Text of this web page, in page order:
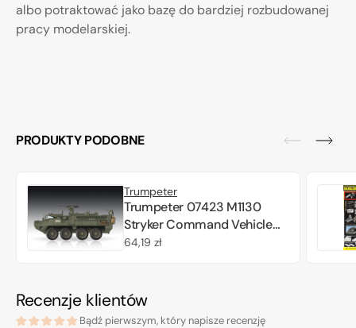
albo potraktować jako bazę do bardziej rozbudowanej
pracy modelarskiej.
PRODUKTY PODOBNE
Trumpeter
Trumpeter 07423 M1130
Stryker Command Vehicle
1/72
Cena
64,19 zł
Recenzje klientów
Bądź pierwszym, który napisze recenzję